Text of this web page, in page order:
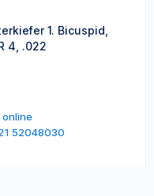
1. Bicuspid,
4, .022
online
52048030